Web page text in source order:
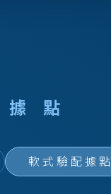
據 點
軟式驗配據點